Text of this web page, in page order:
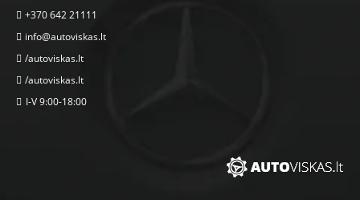
+370 642 21111
info@autoviskas.lt
/autoviskas.lt
/autoviskas.lt
I-V 9:00-18:00